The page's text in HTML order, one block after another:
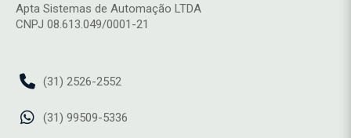
Apta Sistemas de Automação LTDA
CNPJ 08.613.049/0001-21
(31) 2526-2552
(31) 99509-5336